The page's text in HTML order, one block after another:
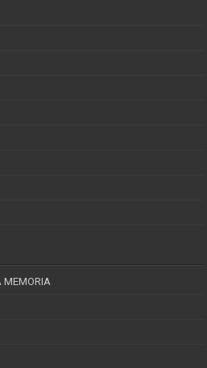
MEMORIA